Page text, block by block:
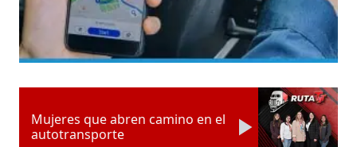
Mujeres que abren camino en el
autotransporte